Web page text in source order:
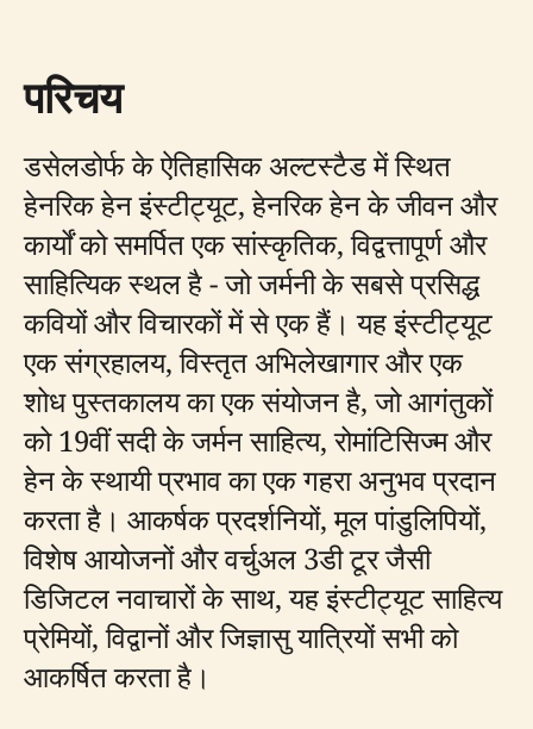
परिचय
डसेलडोर्फ के ऐतिहासिक अल्टस्टैड में स्थित
हेनरिक हेन इंस्टीट्यूट, हेनरिक हेन के जीवन और
कार्यों को समर्पित एक सांस्कृतिक, विद्वत्तापूर्ण और
साहित्यिक स्थल है - जो जर्मनी के सबसे प्रसिद्ध
कवियों और विचारकों में से एक हैं। यह इंस्टीट्यूट
एक संग्रहालय, विस्तृत अभिलेखागार और एक
शोध पुस्तकालय का एक संयोजन है, जो आगंतुकों
को 19वीं सदी के जर्मन साहित्य, रोमांटिसिज्म और
हेन के स्थायी प्रभाव का एक गहरा अनुभव प्रदान
करता है। आकर्षक प्रदर्शनियों, मूल पांडुलिपियों,
विशेष आयोजनों और वर्चुअल 3डी टूर जैसी
डिजिटल नवाचारों के साथ, यह इंस्टीट्यूट साहित्य
प्रेमियों, विद्वानों और जिज्ञासु यात्रियों सभी को
आकर्षित करता है।